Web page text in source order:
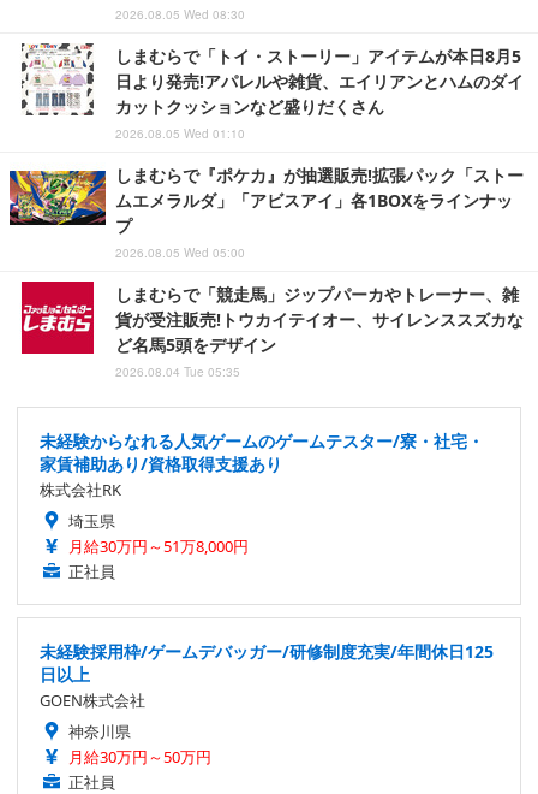
2026.08.05 Wed 08:30
しまむらで「トイ・ストーリー」アイテムが本日8月5
日より発売!アパレルや雑貨、エイリアンとハムのダイ
カットクッションなど盛りだくさん
2026.08.05 Wed 01:10
しまむらで『ポケカ』が抽選販売!拡張パック「ストー
ムエメラルダ」「アビスアイ」各1BOXをラインナッ
プ
2026.08.05 Wed 05:00
しまむらで「競走馬」ジップパーカやトレーナー、雑
貨が受注販売!トウカイテイオー、サイレンススズカな
ど名馬5頭をデザイン
2026.08.04 Tue 05:35
未経験からなれる人気ゲームのゲームテスター/寮・社宅・
家賃補助あり/資格取得支援あり
株式会社RK
埼玉県
月給30万円～51万8,000円
正社員
未経験採用枠/ゲームデバッガー/研修制度充実/年間休日125
日以上
GOEN株式会社
神奈川県
月給30万円～50万円
正社員